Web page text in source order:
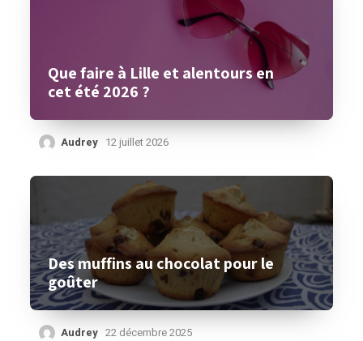
Que faire à Lille et alentours en
cet été 2026 ?
Audrey 12 juillet 2026
Des muffins au chocolat pour le
goûter
Audrey 22 décembre 2025